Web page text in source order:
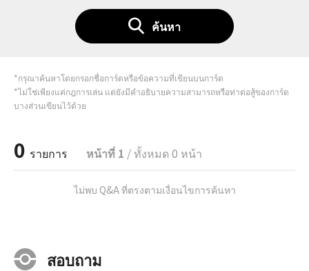
ค้นหา
*กรุณาค้นหาโดยกรอกชื่อการ์ดหรือข้อความที่เขียนบนการ์ด
*ไม่ใช่เพียงแค่กฎการเล่น แต่ยังมีคำอธิบายความสามารถหรือท่าต่อสู้ของการ์ด
บางส่วนเขียนไว้ด้วย
0 รายการ หน้าที่ 1 / ทั้งหมด 0 หน้า
ไม่พบ Q&A ที่ตรงตามเงื่อนไขการค้นหา
สอบถาม